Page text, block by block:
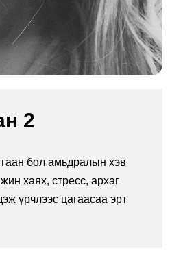
2
бол амьдралын хэв
хаях, стресс, архаг
үрчлээс цагаасаа эрт